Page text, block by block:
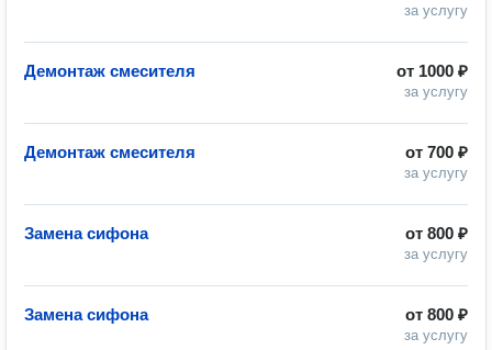
за услугу
от 1000 ₽
за услугу
Демонтаж смесителя
от 700 ₽
за услугу
Демонтаж смесителя
от 800 ₽
за услугу
Замена сифона
от 800 ₽
за услугу
Замена сифона